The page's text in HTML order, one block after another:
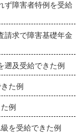
ず障害者特例を受給
請求で障害基礎年金
遡及受給できた例
た例
例
を受給できた例